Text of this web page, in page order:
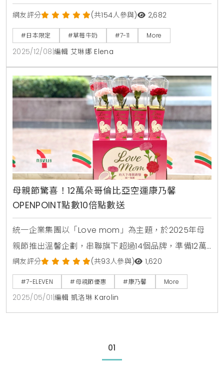
網友評分 (共154人參與) 2,682
#日本限定 #草莓牛奶 #7-11 More
2025/12/08 編輯 艾琳娜 Elena
母親節驚喜！12萬朵哥倫比亞空運康乃馨
OPENPOINT點數10倍點數送
統一企業集團以「Love mom」為主題，於2025年母
親節推出溫馨企劃，串聯旗下超過14個品牌，準備12萬
朵哥倫比亞空運康乃馨，透過全台近萬個實體通路，將
愛與感謝傳遞給每位母親。這項活動不僅延續去年10萬
朵康乃馨完售的熱潮，更結合創意包裝與多重優惠，邀
請消費者用一朵花、一句話，讓媽媽的笑容如花般綻
等通路將陸續展開活動，打造一場充滿溫暖的母親
網友評分 (共93人參與) 1,620
#7-ELEVEN #母親節優惠 #康乃馨 More
2025/05/01 編輯 凱洛琳 Karolin
01